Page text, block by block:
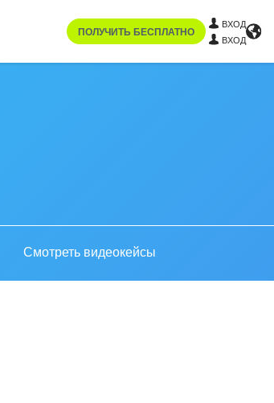
ПОЛУЧИТЬ БЕСПЛАТНО
ВХОД
ВХОД
Смотреть видеокейсы